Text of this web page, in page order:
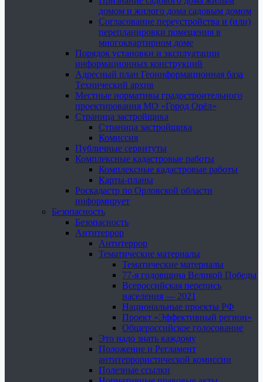
домом и жилого дома садовым домом
Согласование переустройства и (или)
перепланировки помещения в
многоквартирном доме
Порядок установки и эксплуатации
информационных конструкций
Адресный план Геоинформационная база
Технический архив
Местные нормативы градостроительного
проектирования МО «Город Орёл»
Страница застройщика
Страница застройщика
Комиссия
Публичные сервитуты
Комплексные кадастровые работы
Комплексные кадастровые работы
Карты-планы
Роскадастр по Орловской области
информирует
Безопасность
Безопасность
Антитеррор
Антитеррор
Тематические материалы
Тематические материалы
77-я годовщина Великой Победы
Всероссийская перепись
населения — 2021
Национальные проекты РФ
Проект «Эффективный регион»
Общероссийское голосование
Это надо знать каждому
Положение и Регламент
антитеррористической комиссии
Полезные ссылки